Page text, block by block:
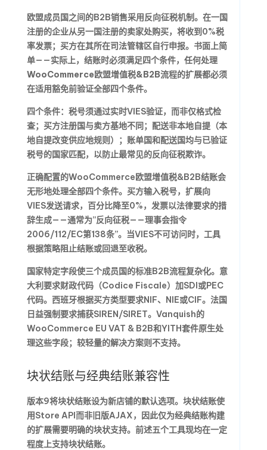
欧盟成员国之间的B2B销售采用反向征税机制。在一国
注册的企业从另一国注册的卖家处购买，将收到0%税
率发票；买方在其所在司法管辖区自行申报。书面上简
单——实际上，结账时必须满足四个条件，任何处理
WooCommerce欧盟增值税&B2B流程的扩展都必须
在适用豁免前验证全部四个条件。
四个条件：税号须通过实时VIES验证，而非仅格式检
查；买方注册国与卖方基地不同；配送非本地自提（本
地自提改变供应地规则）；账单国和配送国均与已验证
税号的国家匹配，以防止最常见的反向征税欺诈。
正确配置的WooCommerce欧盟增值税&B2B结账会
无形地处理全部四个条件。买方输入税号，扩展向
VIES发送请求，百分比降至0%，发票以法律要求的措
辞生成——通常为”反向征税——理事会指令
2006/112/EC第138条”。当VIES不可访问时，工具
根据策略阻止结账或回退至收税。
国家特定字段使三个成员国的标准B2B流程复杂化。意
大利要求财政代码（Codice Fiscale）加SDI或PEC
代码。西班牙根据买方类型要求NIF、NIE或CIF。法国
日益强制要求捕获SIREN/SIRET。Vanquish的
WooCommerce EU VAT & B2B和YITH套件原生处
理这些字段；较轻量的解决方案则不支持。
块状结账与经典结账兼容性
版本9将块状结账设为新店铺的默认选项。块状结账使
用Store API而非旧版AJAX，因此仅为经典结账构建
的扩展需要明确的块状支持。前述五个工具现均在一定
程度上支持块状结账。